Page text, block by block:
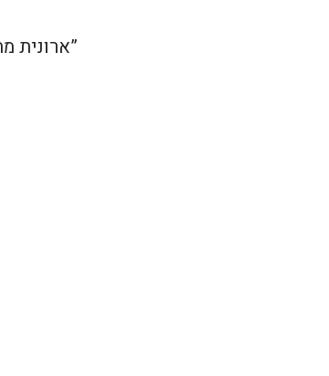
/ Products tagged “ארונית מתכת”